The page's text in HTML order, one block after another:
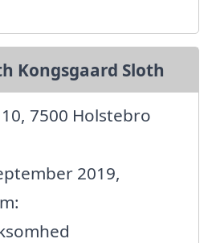
Kongsgaard Sloth
7500 Holstebro
2019,